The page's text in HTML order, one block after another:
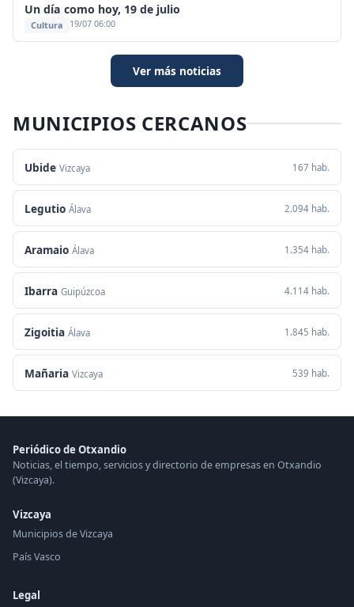
Un día como hoy, 19 de julio
Cultura 19/07 06:00
Ver más noticias
MUNICIPIOS CERCANOS
Ubide Vizcaya 167 hab.
Legutio Álava 2.094 hab.
Aramaio Álava 1.354 hab.
Ibarra Guipúzcoa 4.114 hab.
Zigoitia Álava 1.845 hab.
Mañaria Vizcaya 539 hab.
Periódico de Otxandio
Noticias, el tiempo, servicios y directorio de empresas en Otxandio
(Vizcaya).
Vizcaya
Municipios de Vizcaya
País Vasco
Legal